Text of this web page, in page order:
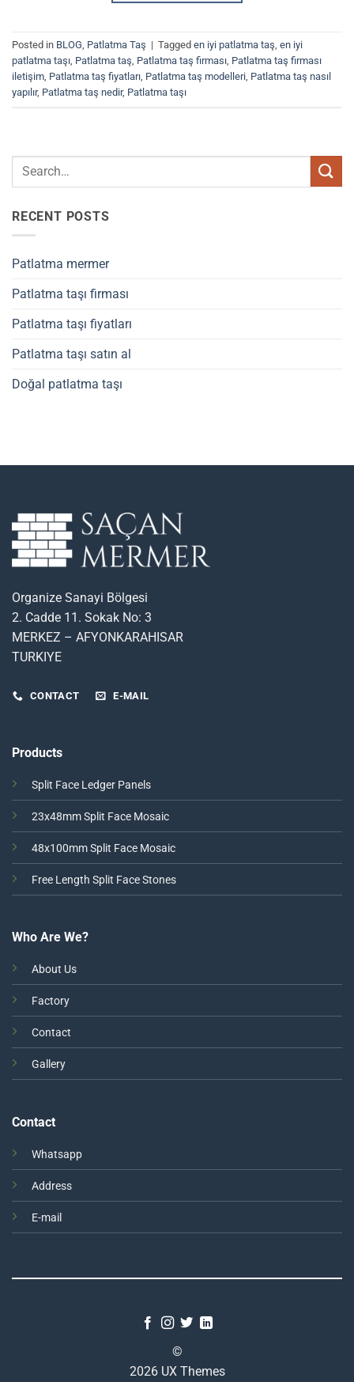
Posted in BLOG, Patlatma Taş | Tagged en iyi patlatma taş, en iyi
patlatma taşı, Patlatma taş, Patlatma taş firması, Patlatma taş firması
iletişim, Patlatma taş fiyatları, Patlatma taş modelleri, Patlatma taş nasıl
yapılır, Patlatma taş nedir, Patlatma taşı
RECENT POSTS
Patlatma mermer
Patlatma taşı firması
Patlatma taşı fiyatları
Patlatma taşı satın al
Doğal patlatma taşı
Organize Sanayi Bölgesi
2. Cadde 11. Sokak No: 3
MERKEZ – AFYONKARAHISAR
TURKIYE
CONTACT E-MAIL
Products
Split Face Ledger Panels
23x48mm Split Face Mosaic
48x100mm Split Face Mosaic
Free Length Split Face Stones
Who Are We?
About Us
Factory
Contact
Gallery
Contact
Whatsapp
Address
E-mail
©
2026 UX Themes